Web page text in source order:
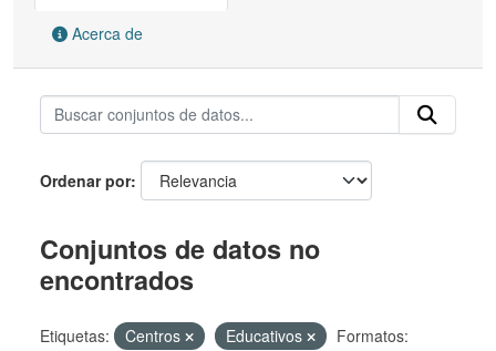
Acerca de
Ordenar por
Conjuntos de datos no
encontrados
Etiquetas: Centros Educativos
Formatos: